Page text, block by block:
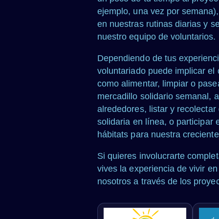
ejemplo, una vez por
en nuestras rutinas diarias y
nuestro equipo de voluntarios.
Dependiendo de tus
voluntariado puede implicar el
como alimentar, limpiar o
mercadillo solidario semanal,
alrededores, listar y
solidaria en línea, o participar
hábitats para nuestra
Si quieres involucrarte
vives la experiencia de vivir
nosotros a través de los